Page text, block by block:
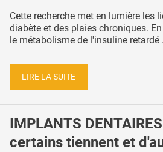
Cette recherche met en lumière les
diabète et des plaies chroniques.
le métabolisme de l'insuline retardé
LIRE LA SUITE
IMPLANTS
certains tiennent et